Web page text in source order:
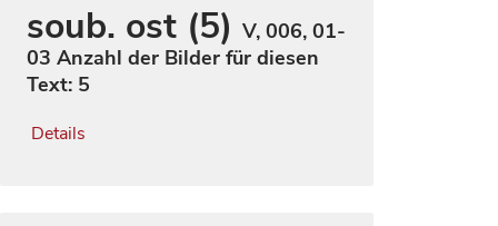
soub. ost (5) V, 006, 01-
03 Anzahl der Bilder für diesen
Text: 5
Details